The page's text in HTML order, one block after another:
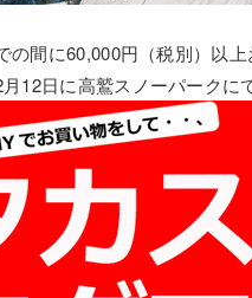
の間に60,000円（税別）以
12日に高鷲スノーパークに